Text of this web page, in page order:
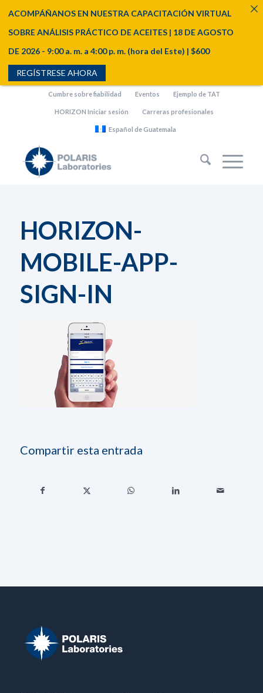
Cumbre sobre fiabilidad Eventos Ejemplo de TAT
HORIZON Iniciar sesión Carreras profesionales
Español de Guatemala
HORIZON-
MOBILE-APP-
SIGN-IN
Compartir esta entrada
ACOMPÁÑANOS EN NUESTRA CAPACITACIÓN VIRTUAL
SOBRE ANÁLISIS PRÁCTICO DE ACEITES | 18 DE AGOSTO
DE 2026 - 9:00 a. m. a 4:00 p. m. (hora del Este) | $600
REGÍSTRESE AHORA